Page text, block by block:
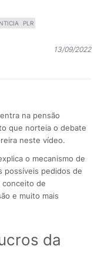
PLR
13/09/2022
na pensão
que norteia o debate
neste vídeo.
o mecanismo de
possíveis pedidos de
conceito de
e muito mais
da